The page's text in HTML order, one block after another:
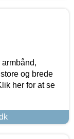
og brede
her for at se